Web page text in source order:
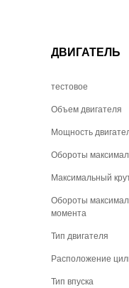
ДВИГАТЕЛЬ
тестовое
Объем двигателя
Мощность
Обороты
Максимальный
Обороты
момента
Тип двигателя
Расположение
Тип впуска